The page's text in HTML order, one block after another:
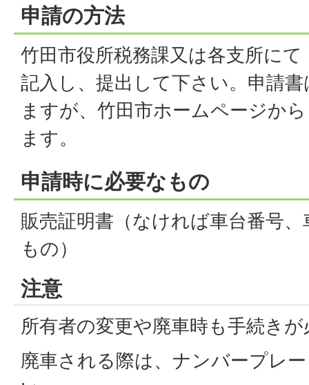
申請の方法
竹田市役所税務課又は各支所に
記入し、提出して下さい。申請
ますが、竹田市ホームページか
ます。
申請時に必要なもの
販売証明書（なければ車台番号
もの）
注意
所有者の変更や廃車時も手続き
廃車される際は、ナンバープレ